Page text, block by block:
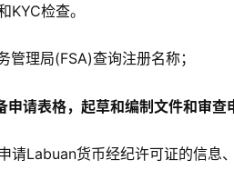
KYC检查。
管理局(FSA)查询注册名称；
申请表格，起草和编制文件和审查
请Labuan货币经纪许可证的信息